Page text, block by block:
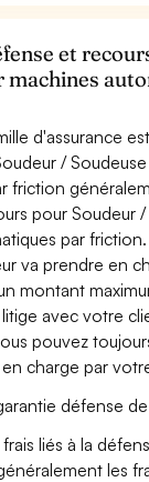
et
machines
d'assurance
/
friction
pour Soudeur
par
va prendre en
montant
avec votre
pouvez
charge par
défense
frais liés à la
les